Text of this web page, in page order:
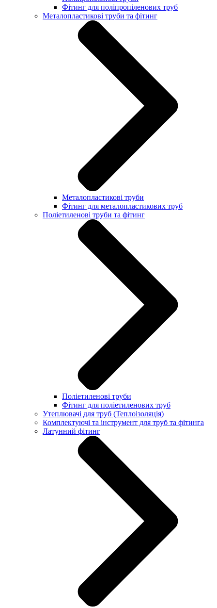
Фітинг для поліпропіленових труб
Металопластикові труби та фітинг
Металопластикові труби
Фітинг для металопластикових труб
Поліетиленові труби та фітинг
Поліетиленові труби
Фітинг для поліетиленових труб
Утеплювачі для труб (Теплоізоляція)
Комплектуючі та інструмент для труб та фітинга
Латунний фітинг